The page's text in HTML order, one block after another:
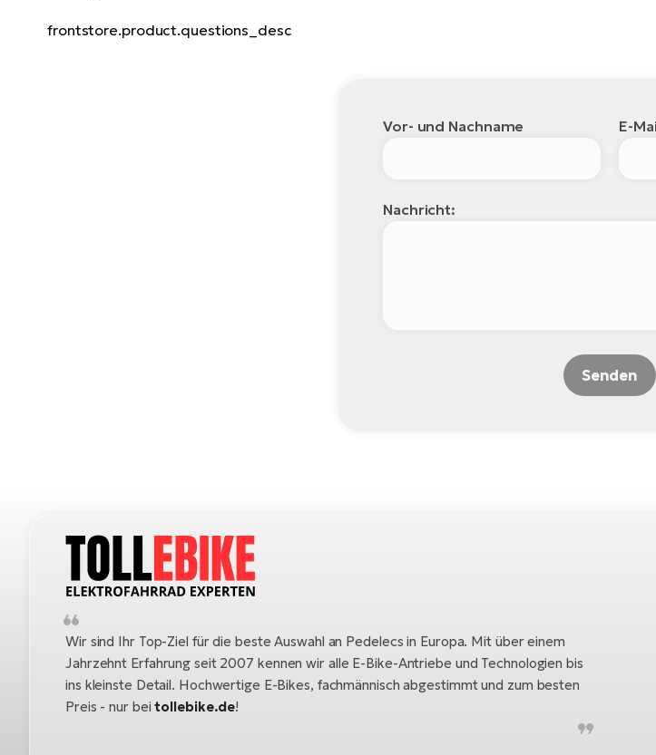
frontstore.product.questions_desc
Vor- und Nachname E-
Nachricht:
Senden
Wir sind Ihr Top-Ziel für die beste Auswahl an Pedelecs in Europa. Mit über einem
Jahrzehnt Erfahrung seit 2007 kennen wir alle E-Bike-Antriebe und Technologien bis
ins kleinste Detail. Hochwertige E-Bikes, fachmännisch abgestimmt und zum besten
Preis - nur beitollebike.de!